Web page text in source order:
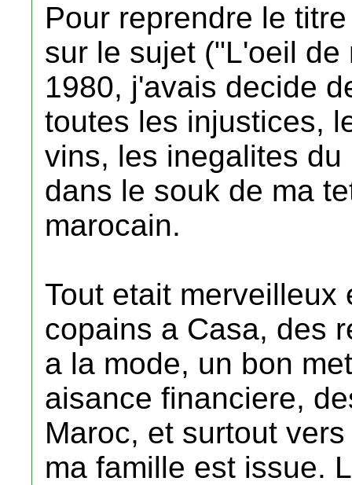
Pour reprendre le
sur le sujet ("L'oeil de
1980, j'avais decide
toutes les injustices,
vins, les inegalites
dans le souk de ma
marocain.
Tout etait
copains a Casa, des
a la mode, un bon
aisance financiere,
Maroc, et surtout
ma famille est issue.